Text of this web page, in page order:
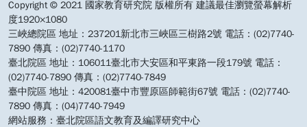
Copyright © 2021 國家教育研究院 版權所有 建議最佳瀏覽螢幕解析
度1920×1080
三峽總院區 地址：237201新北市三峽區三樹路2號 電話：(02)7740-
7890 傳真：(02)7740-1170
臺北院區 地址：106011臺北市大安區和平東路一段179號 電話：
(02)7740-7890 傳真：(02)7740-7849
臺中院區 地址：420081臺中市豐原區師範街67號 電話：(02)7740-
7890 傳真：(04)7740-7949
網站服務：臺北院區語文教育及編譯研究中心